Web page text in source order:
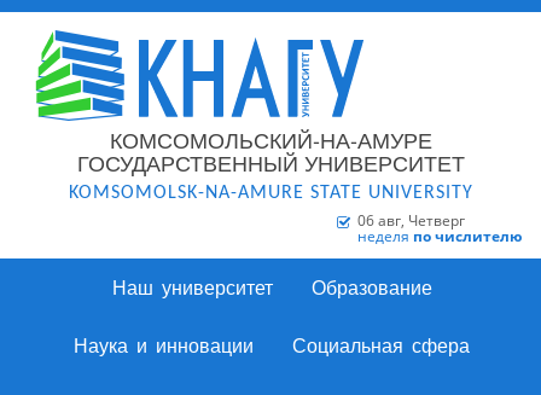
КОМСОМОЛЬСКИЙ-НА-АМУРЕ
ГОСУДАРСТВЕННЫЙ УНИВЕРСИТЕТ
KOMSOMOLSK-NA-AMURE STATE UNIVERSITY
06 авг, Четверг
неделя по числителю
Наш университет Образование
Наука и инновации Социальная сфера